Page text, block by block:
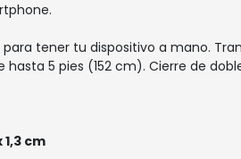
tener tu dispositivo a mano.
5 pies (152 cm). Cierre de
1,3 cm